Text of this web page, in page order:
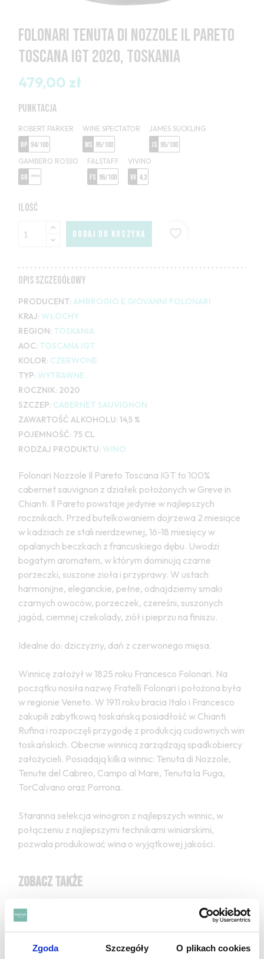
Zgoda Szczegóły O plikach cookies
FOLONARI TENUTA DI NOZZOLE IL PARETO
TOSCANA IGT 2020, TOSKANIA
479,00 zł
PUNKTACJA
ROBERT PARKER
RP 94/100
WINE SPECTATOR
WS 95/100
JAMES SUCKLING
JS 95/100
GAMBERO ROSSO
GR ***
FALSTAFF
FS 96/100
VIVINO
VV 4,3
ILOŚĆ
DODAJ DO KOSZYKA favorite_border
OPIS SZCZEGÓŁOWY
PRODUCENT: AMBROGIO E GIOVANNI FOLONARI
KRAJ: WŁOCHY
REGION: TOSKANIA
AOC: TOSCANA IGT
KOLOR: CZERWONE
TYP: WYTRAWNE
ROCZNIK: 2020
SZCZEP: CABERNET SAUVIGNON
ZAWARTOŚĆ ALKOHOLU: 14,5 %
POJEMNOŚĆ: 75 CL
RODZAJ PRODUKTU: WINO
Folonari Nozzole Il Pareto Toscana IGT to 100%
cabernet sauvignon z działek położonych w Greve in
Chianti. Il Pareto powstaje jedynie w najlepszych
rocznikach. Przed butelkowaniem dojrzewa 2 miesiące
w kadziach ze stali nierdzewnej, 16-18 miesięcy w
opalanych beczkach z francuskiego dębu. Uwodzi
bogatym aromatem, w którym dominują czarne
porzeczki, suszone zioła i przyprawy. W ustach
harmonijne, eleganckie, pełne, odnajdziemy smaki
czarnych owoców, porzeczek, czereśni, suszonych
jagód, ciemnej czekolady, ziół i pieprzu na finiszu.
Idealne do: dziczyzny, dań z czerwonego mięsa.
Winnicę założył w 1825 roku Francesco Folonari. Na
początku nosiła nazwę Fratelli Folonari i położona była
w regionie Veneto. W 1911 roku bracia Italo i Francesco
zakupili zabytkową toskańską posiadłość w Chianti
Rufina i rozpoczęli przygodę z produkcją cudownych win
toskańskich. Obecnie winnicą zarządzają spadkobiercy
założycieli. Posiadają kilka winnic: Tenuta di Nozzole,
Tenute del Cabreo, Campo al Mare, Tenuta la Fuga,
TorCalvano oraz Porrona.
Staranna selekcja winogron z najlepszych winnic, w
połączeniu z najlepszymi technikami winiarskimi,
pozwala produkować wina o wyjątkowej jakości.
ZOBACZ TAKŻE